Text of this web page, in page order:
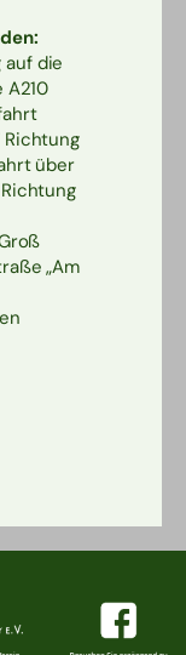
auf die
A210
über
„Am